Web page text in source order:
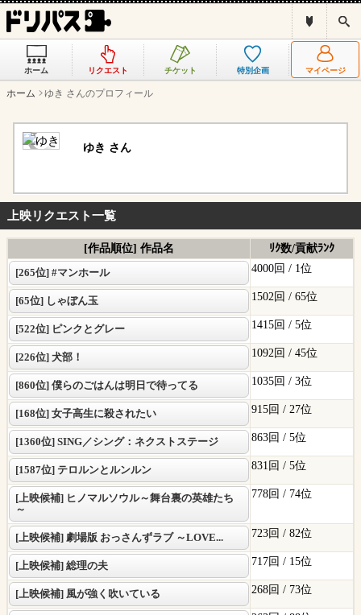
リ
ス
と
索
ホーム リクエスト チケット 特別企画 マイページ
ホーム ゆき さんのプロフィール
ゆき さん
上映リクエスト一覧
[作品順位] 作品名
ﾘｸ数/貢献ﾗﾝｸ
[265位] #マンホール
4000回 / 1位
[65位] しゃぼん玉 1502回 / 65位
[522位] ピンクとグレー 1415回 / 5位
[226位] 犬部！ 1092回 / 45位
[860位] 僕らのごはんは明日で待ってる 1035回 / 3位
[168位] 女子高生に殺されたい 915回 / 27位
[1360位] SING／シング：ネクストステージ 863回 / 5位
[1587位] テロルンとルンルン 831回 / 5位
[上映候補] ヒノマルソウル～舞台裏の英雄たち
～
778回 / 74位
[上映候補] 劇場版 おっさんずラブ ～LOVE... 723回 / 82位
[上映候補] 総理の夫 717回 / 15位
[上映候補] 風が強く吹いている 268回 / 73位